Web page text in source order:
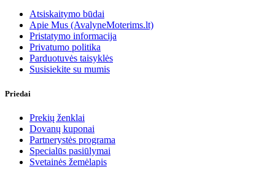
Atsiskaitymo būdai
Apie Mus (AvalyneMoterims.lt)
Pristatymo informacija
Privatumo politika
Parduotuvės taisyklės
Susisiekite su mumis
Priedai
Prekių ženklai
Dovanų kuponai
Partnerystės programa
Specialūs pasiūlymai
Svetainės žemėlapis